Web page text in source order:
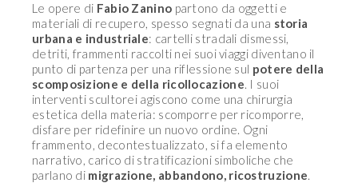
Le opere di Fabio Zanino partono da oggetti e
materiali di recupero, spesso segnati da una storia
urbana e industriale: cartelli stradali dismessi,
detriti, frammenti raccolti nei suoi viaggi diventano il
punto di partenza per una riflessione sul potere della
scomposizione e della ricollocazione. I suoi
interventi scultorei agiscono come una chirurgia
estetica della materia: scomporre per ricomporre,
disfare per ridefinire un nuovo ordine. Ogni
frammento, decontestualizzato, si fa elemento
narrativo, carico di stratificazioni simboliche che
parlano di migrazione, abbandono, ricostruzione.